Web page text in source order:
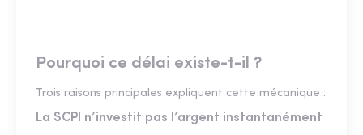
Pourquoi ce délai existe-t-il ?
Trois raisons principales expliquent cette mécanique :
La SCPI n’investit pas l’argent instantanément